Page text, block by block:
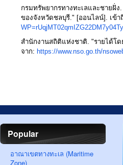
กรมทรัพยากรทางทะเลและชายฝั่
ของจังหวัดชลบุรี." [ออนไลน์]. เข้า
สำนักงานสถิติแห่งชาติ. "รายได้โด
จาก: https://www.nso.go.th/
Popular
อาณาเขตทางทะเล (Maritime
Zone)